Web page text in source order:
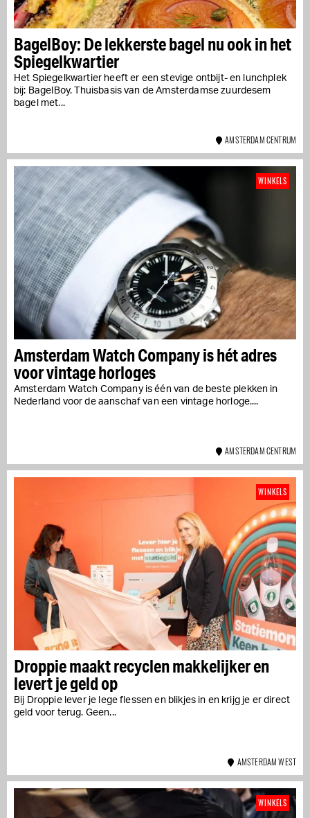
BagelBoy: De lekkerste bagel nu ook in het
Spiegelkwartier
Het Spiegelkwartier heeft er een stevige ontbijt- en lunchplek
bij: BagelBoy. Thuisbasis van de Amsterdamse zuurdesem
bagel met...
AMSTERDAM CENTRUM
Amsterdam Watch Company is hét adres
voor vintage horloges
Amsterdam Watch Company is één van de beste plekken in
Nederland voor de aanschaf van een vintage horloge....
WINKELS
AMSTERDAM CENTRUM
Droppie maakt recyclen makkelijker en
levert je geld op
Bij Droppie lever je lege flessen en blikjes in en krijg je er direct
geld voor terug. Geen...
WINKELS
AMSTERDAM WEST
WINKELS